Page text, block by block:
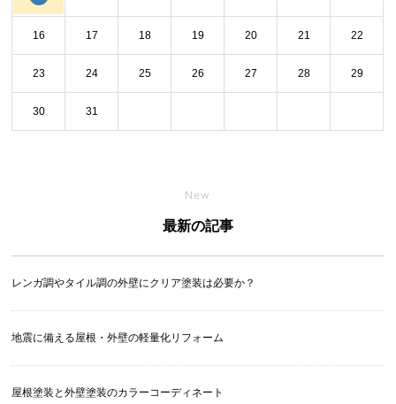
16 17 18 19 20 21 22
23 24 25 26 27 28 29
30 31
New
最新の記事
レンガ調やタイル調の外壁にクリア塗装は必要か？
地震に備える屋根・外壁の軽量化リフォーム
屋根塗装と外壁塗装のカラーコーディネート